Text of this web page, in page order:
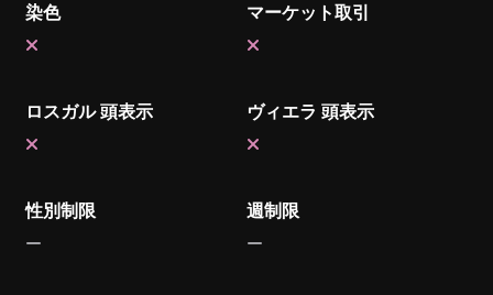
染色 マーケット取引
ロスガル 頭表示 ヴィエラ 頭表示
性別制限 週制限